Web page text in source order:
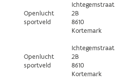
Openlucht
sportveld
Ichtegemstraat
2B
8610
Kortemark
Openlucht
sportveld
Ichtegemstraat
2B
8610
Kortemark